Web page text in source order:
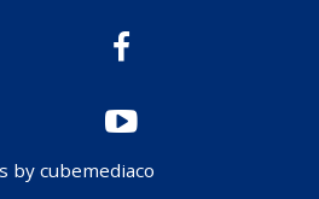
by cubemediaco